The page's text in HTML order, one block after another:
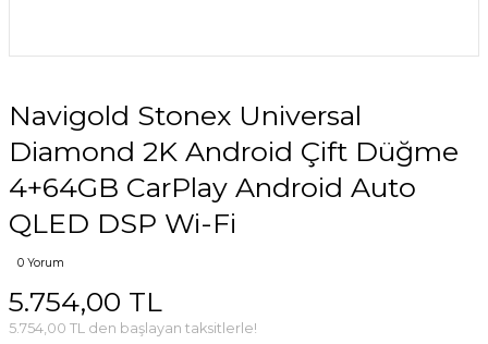
Navigold Stonex Universal
Diamond 2K Android Çift Düğme
4+64GB CarPlay Android Auto
QLED DSP Wi-Fi
0 Yorum
5.754,00 TL
5.754,00 TL den başlayan taksitlerle!